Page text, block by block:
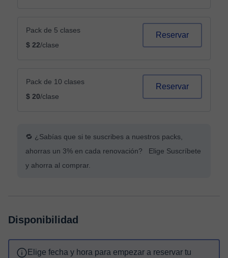
Pack de 5 clases
$ 22/clase
Reservar
Pack de 10 clases
$ 20/clase
Reservar
🔁 ¿Sabías que si te suscribes a nuestros packs,
ahorras un 3% en cada renovación? Elige Suscríbete
y ahorra al comprar.
Disponibilidad
Elige fecha y hora para empezar a reservar tu